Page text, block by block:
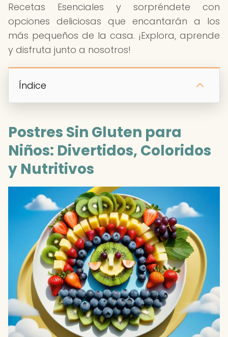
Recetas Esenciales y sorpréndete con
opciones deliciosas que encantarán a los
más pequeños de la casa. ¡Explora, aprende
y disfruta junto a nosotros!
Índice
Postres Sin Gluten para
Niños: Divertidos, Coloridos
y Nutritivos